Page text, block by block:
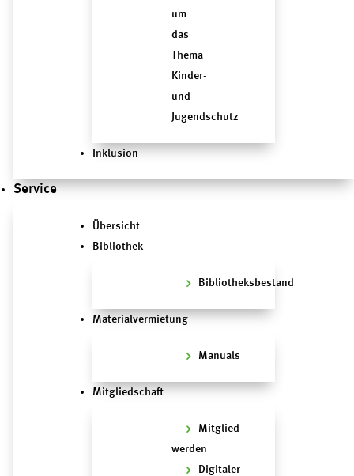
um
das
Thema
Kinder-
und
Jugendschutz
Inklusion
Service
Übersicht
Bibliothek
Bibliotheksbestand
Materialvermietung
Manuals
Mitgliedschaft
Mitglied
werden
Digitaler